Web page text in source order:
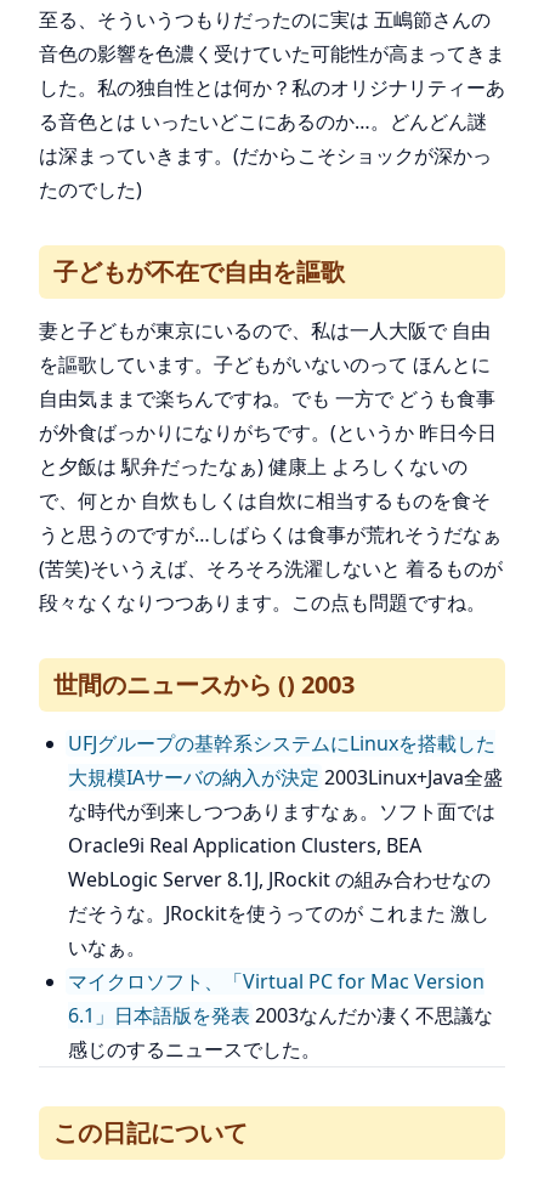
至る、そういうつもりだったのに実は 五嶋節さんの
音色の影響を色濃く受けていた可能性が高まってきま
した。私の独自性とは何か？私のオリジナリティーあ
る音色とは いったいどこにあるのか…。どんどん謎
は深まっていきます。(だからこそショックが深かっ
たのでした)
子どもが不在で自由を謳歌
妻と子どもが東京にいるので、私は一人大阪で 自由
を謳歌しています。子どもがいないのって ほんとに
自由気ままで楽ちんですね。でも 一方で どうも食事
が外食ばっかりになりがちです。(というか 昨日今日
と夕飯は 駅弁だったなぁ) 健康上 よろしくないの
で、何とか 自炊もしくは自炊に相当するものを食そ
うと思うのですが…しばらくは食事が荒れそうだなぁ
(苦笑)そいうえば、そろそろ洗濯しないと 着るものが
段々なくなりつつあります。この点も問題ですね。
世間のニュースから () 2003
UFJグループの基幹系システムにLinuxを搭載した
大規模IAサーバの納入が決定 2003Linux+Java全盛
な時代が到来しつつありますなぁ。ソフト面では
Oracle9i Real Application Clusters, BEA
WebLogic Server 8.1J, JRockit の組み合わせなの
だそうな。JRockitを使うってのが これまた 激し
いなぁ。
マイクロソフト、「Virtual PC for Mac Version
6.1」日本語版を発表 2003なんだか凄く不思議な
感じのするニュースでした。
この日記について